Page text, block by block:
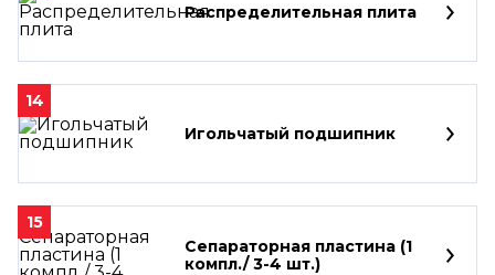
Распределительная плита
14
Игольчатый подшипник
15
Сепараторная пластина (1
компл./ 3-4 шт.)